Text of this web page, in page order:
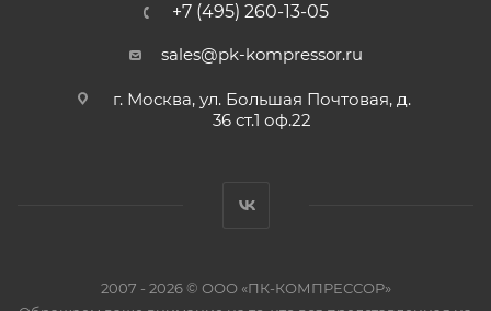
+7 (495) 260-13-05
sales@pk-kompressor.ru
г. Москва, ул. Большая Почтовая, д.
36 ст.1 оф.22
2007 - 2026 © ООО «ПК-КОМПРЕССОР»